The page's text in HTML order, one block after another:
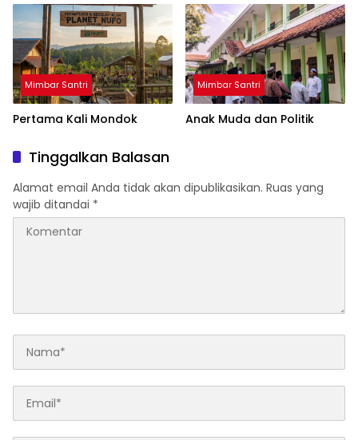
Mimbar Santri
Pertama Kali Mondok
Mimbar Santri
Anak Muda dan Politik
Tinggalkan Balasan
Alamat email Anda tidak akan dipublikasikan. Ruas yang
wajib ditandai *